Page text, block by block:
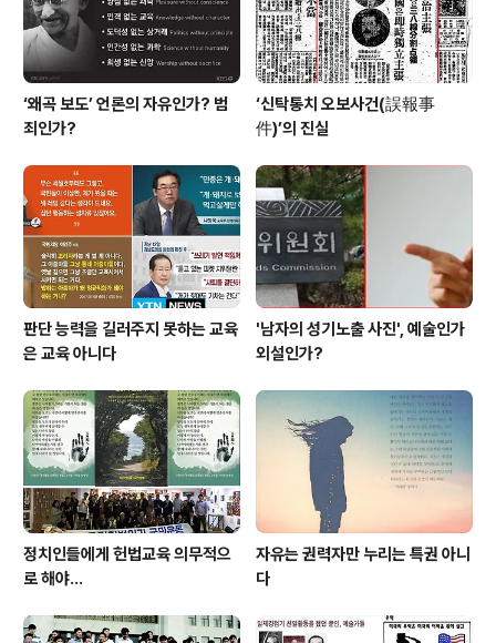
어떤 설문조사를 보니 ‘..
‘왜곡 보도’ 언론의 자유인가? 범
죄인가?
‘신탁통치 오보사건(誤報事
件)’의 진실
판단 능력을 길러주지 못하는 교육
은 교육 아니다
'남자의 성기노출 사진', 예술인가
외설인가?
정치인들에게 헌법교육 의무적으
로 해야…
자유는 권력자만 누리는 특권 아니
다